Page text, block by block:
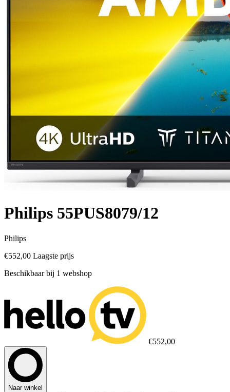
Philips 55PUS8079/12
Philips
€552,00 Laagste prijs
Beschikbaar bij 1 webshop
€552,00
Naar winkel